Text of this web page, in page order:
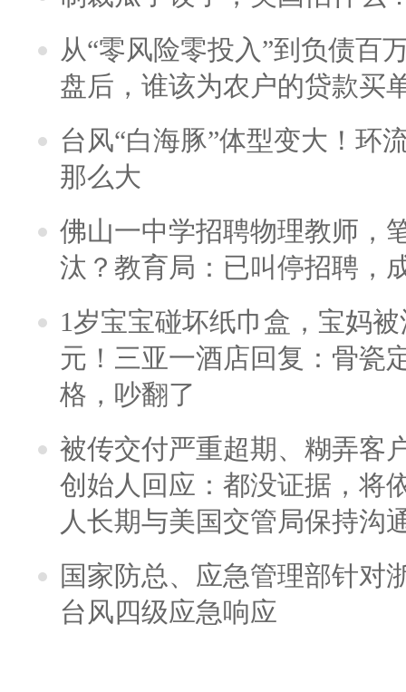
从“零风险零投入”到负债百
盘后，谁该为农户的贷款买
台风“白海豚”体型变大！环
那么大
佛山一中学招聘物理教师，
汰？教育局：已叫停招聘，
1岁宝宝碰坏纸巾盒，宝妈
元！三亚一酒店回复：骨瓷
格，吵翻了
被传交付严重超期、糊弄客
创始人回应：都没证据，将
人长期与美国交管局保持沟
国家防总、应急管理部针对
台风四级应急响应